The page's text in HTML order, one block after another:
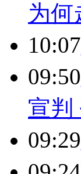
为何
10:07
09:50
宣判
09:29